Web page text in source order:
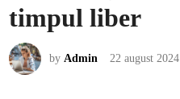
timpul liber
byAdmin 22 august 2024